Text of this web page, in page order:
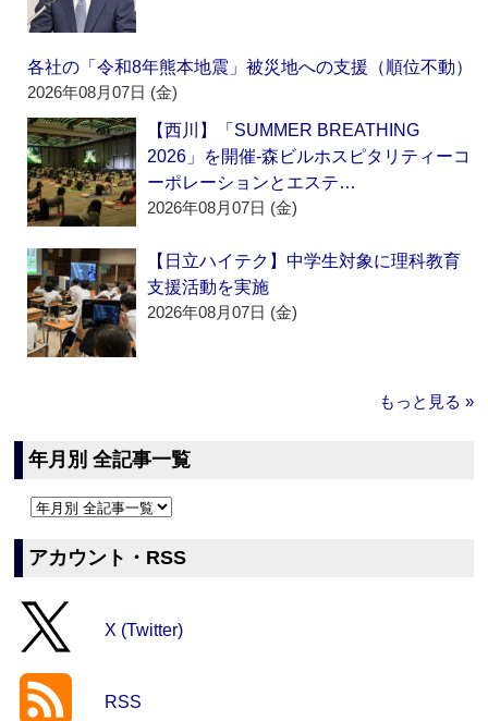
各社の「令和8年熊本地震」被災地への支援（順位不動）
2026年08月07日 (金)
【西川】「SUMMER BREATHING
2026」を開催‐森ビルホスピタリティーコ
ーポレーションとエステ…
2026年08月07日 (金)
【日立ハイテク】中学生対象に理科教育
支援活動を実施
2026年08月07日 (金)
もっと見る »
年月別 全記事一覧
アカウント・RSS
X (Twitter)
RSS